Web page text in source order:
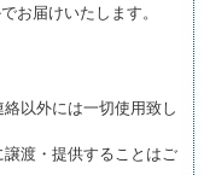
お届けいたします。
以外には一切使用致し
渡・提供することはご